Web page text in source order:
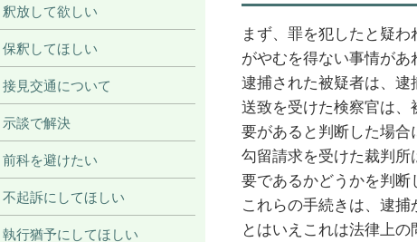
まず、罪を犯したと疑
がやむを得ない事情があ
逮捕された被疑者は、逮
送致を受けた検察官は
要があると判断した場合
勾留請求を受けた裁判
要であるかどうかを判断
これらの手続きは、逮捕
とはいえこれは法律上
釈放して欲しい
保釈してほしい
接見交通について
示談で解決
前科を避けたい
不起訴にしてほしい
執行猶予にしてほしい